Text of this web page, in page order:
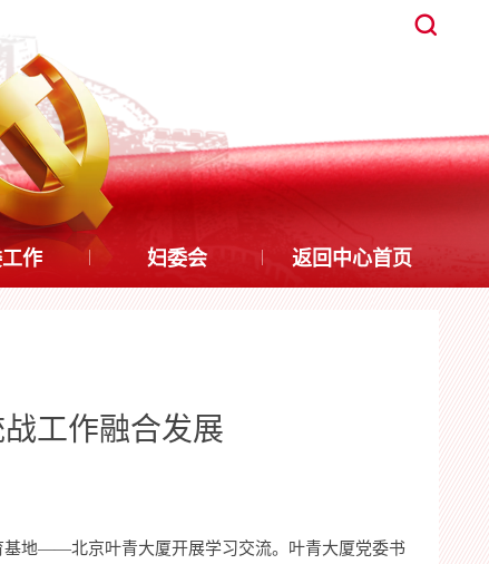
作 妇委会 返回中心首页
工作融合发展
基地——北京叶青大厦开展学习交流。叶青大厦党委书